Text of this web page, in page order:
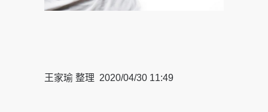
王家瑜 整理 2020/04/30 11:49